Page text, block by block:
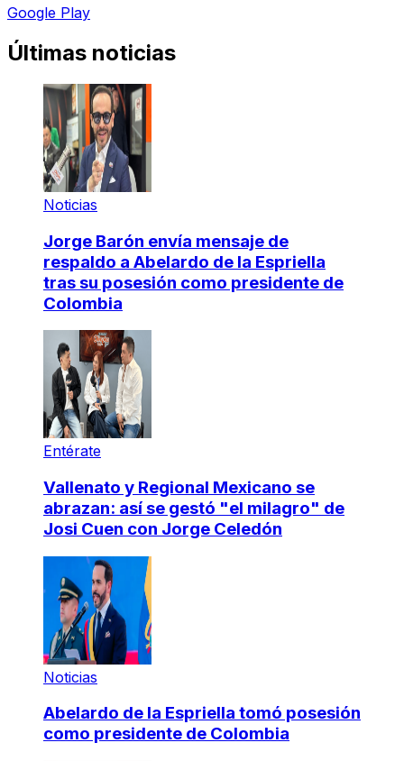
Google Play
Últimas noticias
Noticias
Jorge Barón envía mensaje de
respaldo a Abelardo de la Espriella
tras su posesión como presidente de
Colombia
Entérate
Vallenato y Regional Mexicano se
abrazan: así se gestó "el milagro" de
Josi Cuen con Jorge Celedón
Noticias
Abelardo de la Espriella tomó posesión
como presidente de Colombia